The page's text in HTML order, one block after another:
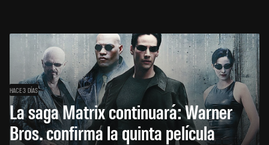
HACE 3 DÍAS
La saga Matrix continuará: Warner
Bros. confirma la quinta película